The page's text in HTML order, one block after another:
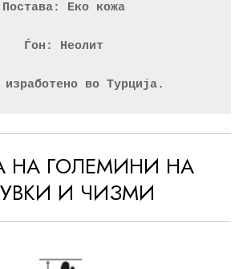
Постава: Еко кожа
Ѓон: Неолит
изработено во Турција.
НА ГОЛЕМИНИ НА
И ЧИЗМИ